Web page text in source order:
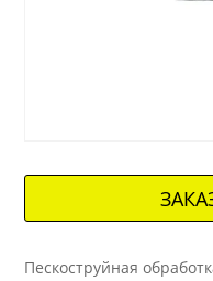
Пескоструйная